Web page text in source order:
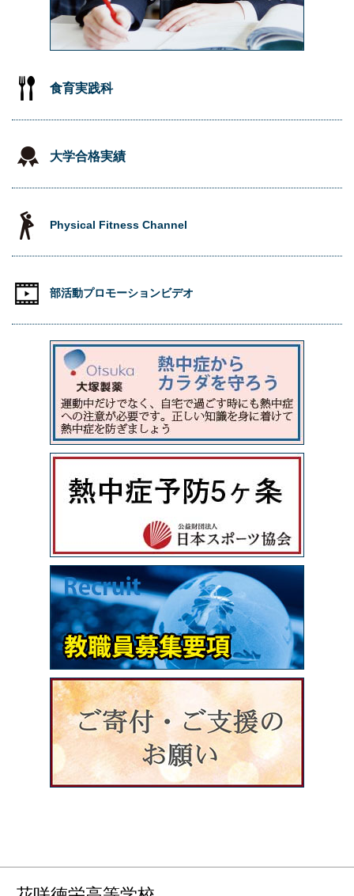
食育実践科
大学合格実績
Physical Fitness Channel
部活動プロモーションビデオ